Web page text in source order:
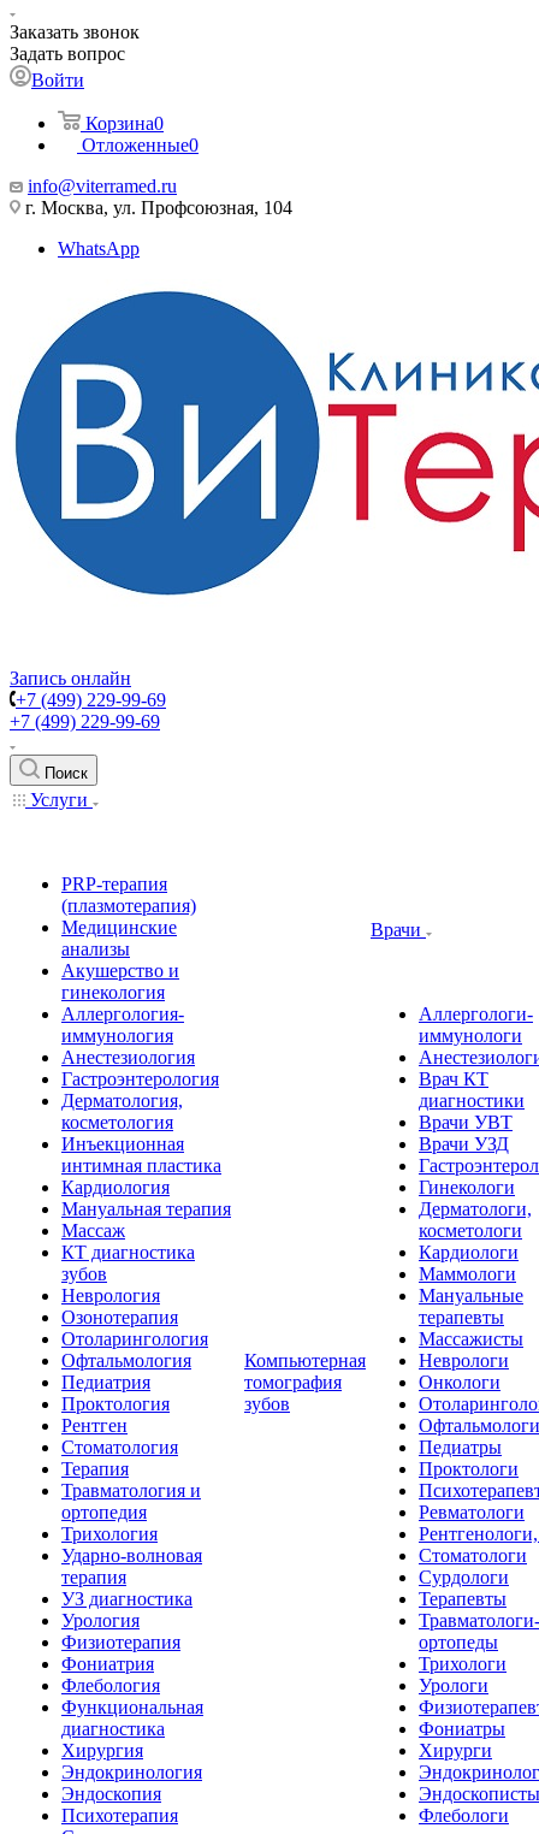
Заказать звонок
Задать вопрос
Войти
Корзина0
Отложенные0
info@viterramed.ru
г. Москва, ул. Профсоюзная, 104
WhatsApp
Запись онлайн
+7 (499) 229-99-69
+7 (499) 229-99-69
Поиск
Услуги
PRP-терапия
(плазмотерапия)
Медицинские
анализы
Акушерство и
гинекология
Аллергология-
иммунология
Анестезиология
Гастроэнтерология
Дерматология,
косметология
Инъекционная
интимная пластика
Кардиология
Мануальная терапия
Массаж
КТ диагностика
зубов
Неврология
Озонотерапия
Отоларингология
Офтальмология
Педиатрия
Проктология
Рентген
Стоматология
Терапия
Травматология и
ортопедия
Трихология
Ударно-волновая
терапия
УЗ диагностика
Урология
Физиотерапия
Фониатрия
Флебология
Функциональная
диагностика
Хирургия
Эндокринология
Эндоскопия
Психотерапия
Компьютерная
томография
зубов
Врачи
Аллергологи-
иммунологи
Врач КТ
диагностики
Врачи УВТ
Врачи УЗД
Гинекологи
Дерматологи,
косметологи
Кардиологи
Маммологи
Мануальные
терапевты
Массажисты
Неврологи
Онкологи
Офтальмологи
Педиатры
Проктологи
Ревматологи
Стоматологи
Сурдологи
Терапевты
Травматологи-
ортопеды
Трихологи
Урологи
Фониатры
Хирурги
Эндоскописты
Флебологи